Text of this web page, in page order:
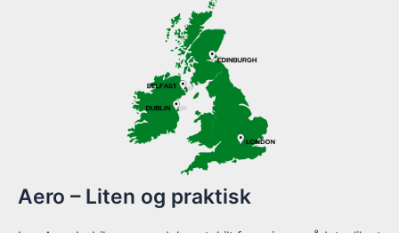
Aero – Liten og praktisk